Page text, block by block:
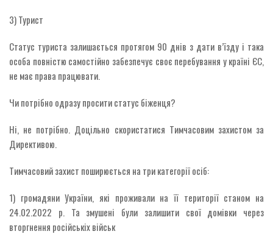
3) Турист
Статус туриста залишається протягом 90 днів з дати в’їзду і така
особа повністю самостійно забезпечує своє перебування у країні ЄС,
не має права працювати.
Чи потрібно одразу просити статус біженця?
Ні, не потрібно. Доцільно скористатися Тимчасовим захистом за
Директивою.
Тимчасовий захист поширюється на три категорії осіб:
1) громадяни України, які проживали на її території станом на
24.02.2022 р. Та змушені були залишити свої домівки через
вторгнення російськіх військ